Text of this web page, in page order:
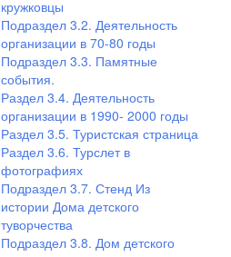
кружковцы
Подраздел 3.2. Деятельность
организации в 70-80 годы
Подраздел 3.3. Памятные
события.
Раздел 3.4. Деятельность
организации в 1990- 2000 годы
Раздел 3.5. Туристская страница
Раздел 3.6. Турслет в
фотографиях
Подраздел 3.7. Стенд Из
истории Дома детского
туворчества
Подраздел 3.8. Дом детского